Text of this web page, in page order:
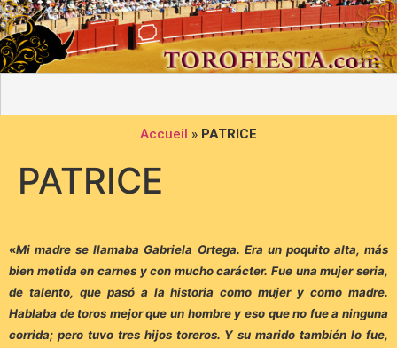
Accueil » PATRICE
PATRICE
«Mi madre se llamaba Gabriela Ortega. Era un poquito alta, más
bien metida en carnes y con mucho carácter. Fue una mujer seria,
de talento, que pasó a la historia como mujer y como madre.
Hablaba de toros mejor que un hombre y eso que no fue a ninguna
corrida; pero tuvo tres hijos toreros. Y su marido también lo fue,